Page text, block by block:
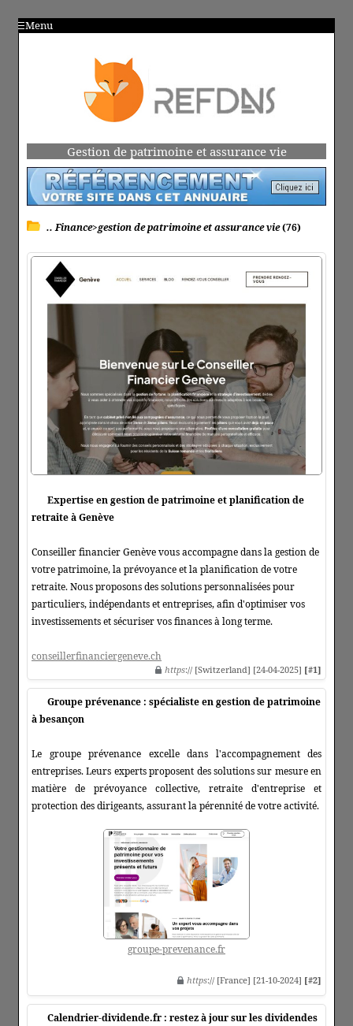
Menu
Gestion de patrimoine et assurance vie
.. Finance>gestion de patrimoine et assurance vie(76)
Expertise en gestion de patrimoine et planification de
retraite à Genève
Conseiller financier Genève vous accompagne dans la gestion de
votre patrimoine, la prévoyance et la planification de votre
retraite. Nous proposons des solutions personnalisées pour
particuliers, indépendants et entreprises, afin d'optimiser vos
investissements et sécuriser vos finances à long terme.
conseillerfinanciergeneve.ch
https:// [Switzerland] [24-04-2025] [#1]
Groupe prévenance : spécialiste en gestion de patrimoine
à besançon
Le groupe prévenance excelle dans l'accompagnement des
entreprises. Leurs experts proposent des solutions sur mesure en
matière de prévoyance collective, retraite d'entreprise et
protection des dirigeants, assurant la pérennité de votre activité.
groupe-prevenance.fr
https:// [France] [21-10-2024] [#2]
Calendrier-dividende.fr : restez à jour sur les dividendes